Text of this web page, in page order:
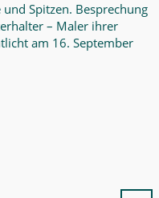
Spitzen. Besprechung
– Maler ihrer
am 16. September